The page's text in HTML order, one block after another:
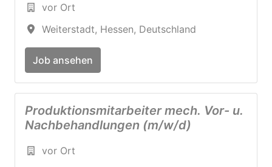
vor Ort
Weiterstadt, Hessen, Deutschland
Job ansehen
Produktionsmitarbeiter mech. Vor- u.
Nachbehandlungen (m/w/d)
vor Ort